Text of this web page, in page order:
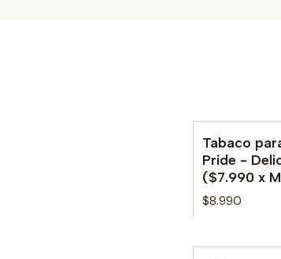
No disponible
Tabaco
Pride -
($7.990 x
$8.990